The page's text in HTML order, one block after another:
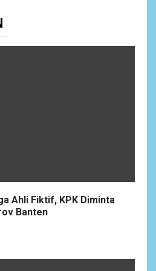
Masa Tugas, AKBP
Wijayanto Dikenang
Kapolres Humanis
Atasi Kesulitan Warga
Pos Kotis
Yonarmed
Liter Air Bersih Gratis
Ahli Fiktif, KPK Diminta
Banten